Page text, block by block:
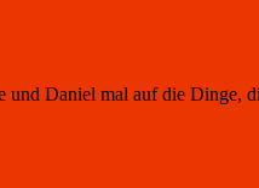
Daniel mal auf die Dinge,